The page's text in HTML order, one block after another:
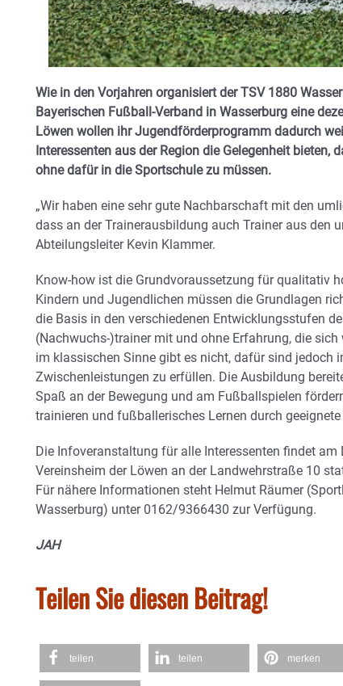
Wie in den Vorjahren organisiert der TSV 1880
Bayerischen Fußball-Verband in Wasserburg eine
Löwen wollen ihr Jugendförderprogramm dadurch
Interessenten aus der Region die Gelegenheit bieten,
ohne dafür in die Sportschule zu müssen.
„Wir haben eine sehr gute Nachbarschaft mit den
dass an der Trainerausbildung auch Trainer aus den
Abteilungsleiter Kevin Klammer.
Know-how ist die Grundvoraussetzung für qualitativ
Kindern und Jugendlichen müssen die Grundlagen
die Basis in den verschiedenen Entwicklungsstufen
(Nachwuchs-)trainer mit und ohne Erfahrung, die
im klassischen Sinne gibt es nicht, dafür sind jedoch
Zwischenleistungen zu erfüllen. Die Ausbildung
Spaß an der Bewegung und am Fußballspielen
trainieren und fußballerisches Lernen durch
Die Infoveranstaltung für alle Interessenten findet am
Vereinsheim der Löwen an der Landwehrstraße 10
Für nähere Informationen steht Helmut Räumer
Wasserburg) unter 0162/9366430 zur Verfügung.
JAH
Teilen Sie diesen Beitrag!
teilen teilen merken